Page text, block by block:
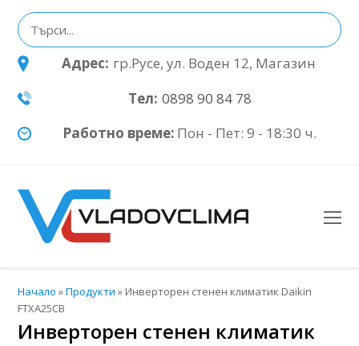
Адрес: гр.Русе, ул. Воден 12, Магазин
Тел: 0898 90 84 78
Работно време: Пон - Пет: 9 - 18:30 ч.
Начало »Продукти » Инверторен стенен климатик Daikin
FTXA25CB
Инверторен стенен климатик